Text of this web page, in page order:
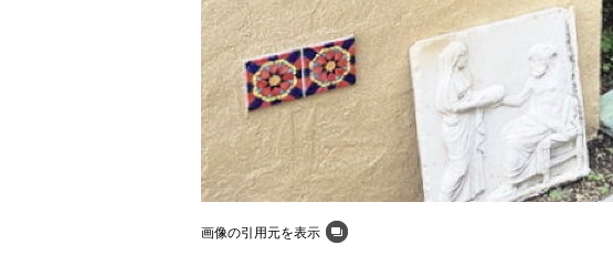
画像の引用元を表示